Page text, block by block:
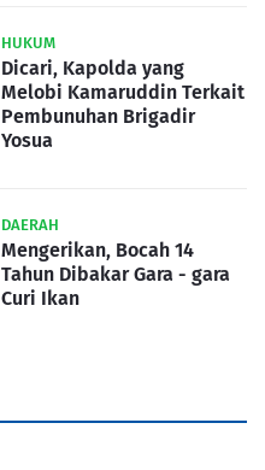
HUKUM
Dicari, Kapolda yang
Melobi Kamaruddin Terkait
Pembunuhan Brigadir
Yosua
DAERAH
Mengerikan, Bocah 14
Tahun Dibakar Gara - gara
Curi Ikan